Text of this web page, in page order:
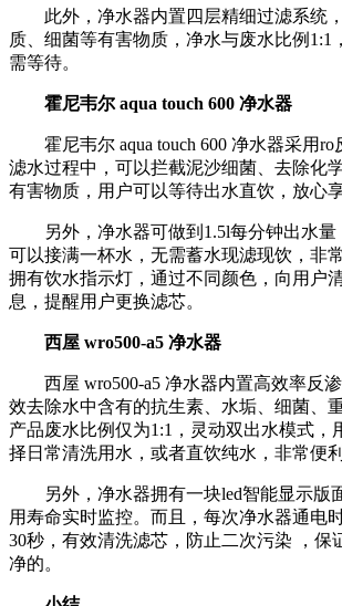
此外，净水器内置四层精细过滤系统
质、细菌等有害物质，净水与废水比例1:1
需等待。
霍尼韦尔 aqua touch 600 净水器
霍尼韦尔 aqua touch 600 净水器采用ro
滤水过程中，可以拦截泥沙细菌、去除化
有害物质，用户可以等待出水直饮，放心
另外，净水器可做到1.5l每分钟出水量
可以接满一杯水，无需蓄水现滤现饮，非
拥有饮水指示灯，通过不同颜色，向用户
息，提醒用户更换滤芯。
西屋 wro500-a5 净水器
西屋 wro500-a5 净水器内置高效率反
效去除水中含有的抗生素、水垢、细菌、
产品废水比例仅为1:1，灵动双出水模式，
择日常清洗用水，或者直饮纯水，非常便利
另外，净水器拥有一块led智能显示版
用寿命实时监控。而且，每次净水器通电
30秒，有效清洗滤芯，防止二次污染 ，保
净的。